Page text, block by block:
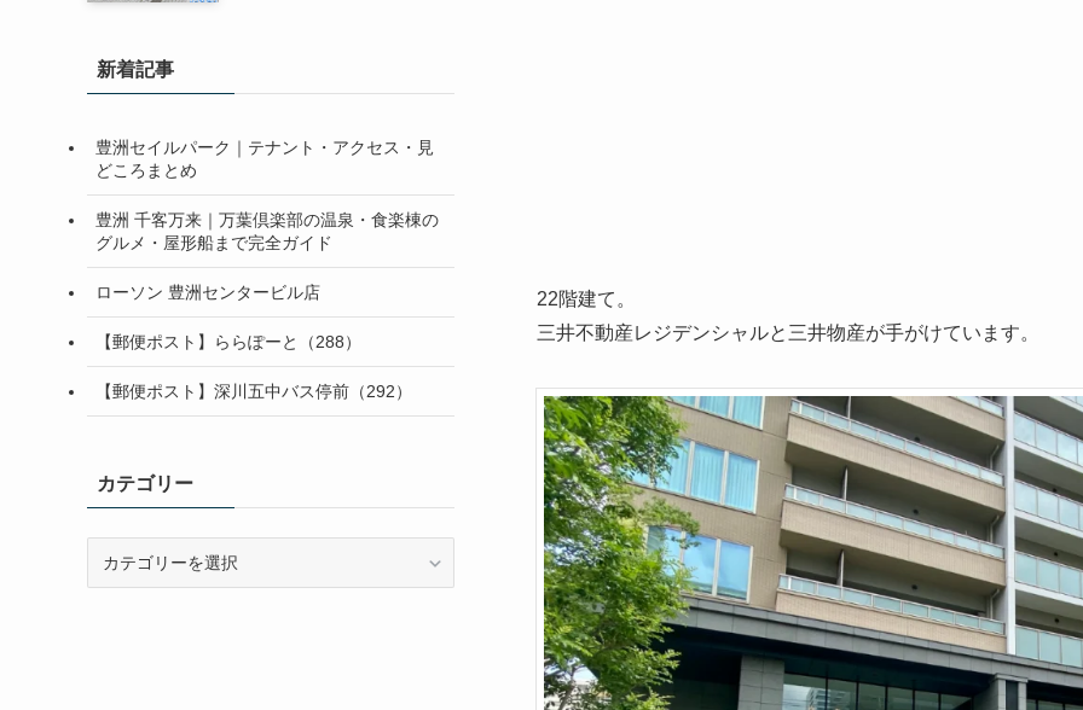
22階建て。
三井不動産レジデンシャルと三井物産が手がけています。
新着記事
豊洲セイルパーク｜テナント・アクセス・見
どころまとめ
豊洲 千客万来｜万葉倶楽部の温泉・食楽棟の
グルメ・屋形船まで完全ガイド
ローソン 豊洲センタービル店
【郵便ポスト】ららぽーと（288）
【郵便ポスト】深川五中バス停前（292）
カテゴリー